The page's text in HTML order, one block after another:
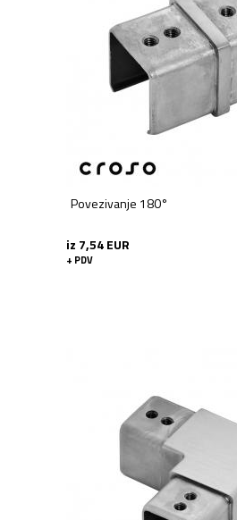
Povezivanje 180°
iz 7,54 EUR
+ PDV